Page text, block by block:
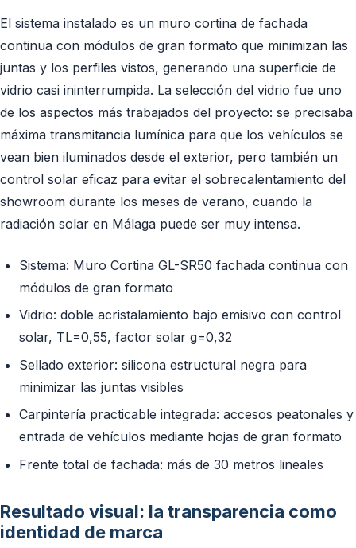
El sistema instalado es un muro cortina de fachada
continua con módulos de gran formato que minimizan las
juntas y los perfiles vistos, generando una superficie de
vidrio casi ininterrumpida. La selección del vidrio fue uno
de los aspectos más trabajados del proyecto: se precisaba
máxima transmitancia lumínica para que los vehículos se
vean bien iluminados desde el exterior, pero también un
control solar eficaz para evitar el sobrecalentamiento del
showroom durante los meses de verano, cuando la
radiación solar en Málaga puede ser muy intensa.
Sistema: Muro Cortina GL-SR50 fachada continua con
módulos de gran formato
Vidrio: doble acristalamiento bajo emisivo con control
solar, TL=0,55, factor solar g=0,32
Sellado exterior: silicona estructural negra para
minimizar las juntas visibles
Carpintería practicable integrada: accesos peatonales y
entrada de vehículos mediante hojas de gran formato
Frente total de fachada: más de 30 metros lineales
Resultado visual: la transparencia como
identidad de marca